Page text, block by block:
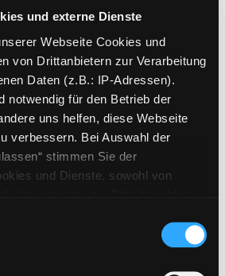
und externe Dienste
Webseite Cookies und
von Drittanbietern zur Verarbeitung
Daten (z.B.: IP-Adressen).
notwendig für den Betrieb der
uns helfen, diese Webseite
verbessern. Bei Auswahl der
stimmen Sie der
und Dienste, sowohl von
eine Verarbeitung in
(Länder außerhalb des EWR
stattfinden kann. In
Details von Rom sehen und nicht
Wawerzinek, Peter
Suche
2025
München, Penguin Verlag
Sachbuch
der Fassade der
Wien, Mandelbaum-Verl.